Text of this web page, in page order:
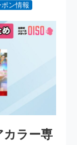
ン情報
カラー専